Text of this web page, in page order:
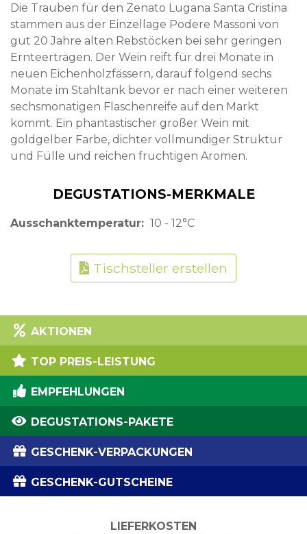
Die Trauben für den Zenato Lugana Santa Cristina
stammen aus der Einzellage Podere Massoni von
gut 20 Jahre alten Rebstöcken bei sehr geringen
Ernteerträgen. Der Wein reift für drei Monate in
neuen Eichenholzfässern, darauf folgend sechs
Monate im Stahltank bevor er nach einer weiteren
sechsmonatigen Flaschenreife auf den Markt
kommt. Ein phantastischer großer Wein mit
goldgelber Farbe, dichter vollmundiger Struktur
und Fülle und reichen fruchtigen Aromen.
DEGUSTATIONS-MERKMALE
Ausschanktemperatur 10 - 12°C
Tischsteller erstellen
AKTIONEN
TOP PREIS-LEISTUNG
EMPFEHLUNGEN
DEGUSTATIONS-PAKETE
GESCHENK-VERPACKUNGEN
GESCHENK-GUTSCHEINE
LIEFERKOSTEN